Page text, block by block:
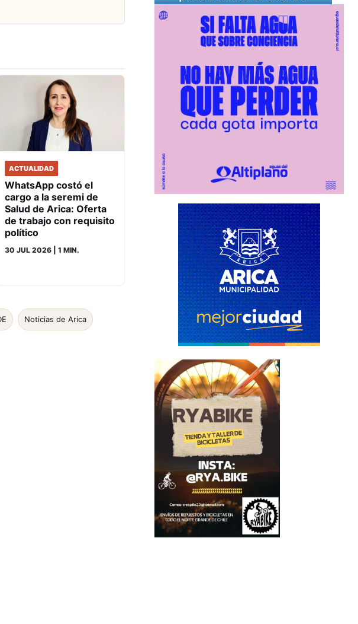
ACTUALIDAD
WhatsApp costó el
cargo a la seremi de
Salud de Arica: Oferta
de trabajo con requisito
político
30 JUL 2026 | 1 MIN.
Noticias de Arica